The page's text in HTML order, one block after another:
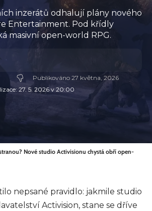
inzerátů odhalují plány nového
Entertainment. Pod křídly
masivní open-world RPG.
27. 5. 2026 v 20:00
Publikováno 27 května, 2026
Nové studio Activisionu chystá obří open-
nepsané pravidlo: jakmile studio
Activision, stane se dříve